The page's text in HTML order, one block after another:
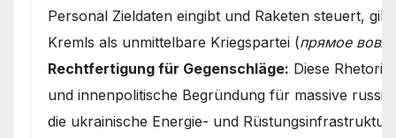
Personal Zieldaten eingibt und Raketen steuert, gilt
Kremls als unmittelbare Kriegspartei (прямое
Rechtfertigung für Gegenschläge: Diese
und innenpolitische Begründung für massive
die ukrainische Energie- und Rüstungsinfrastruktur.